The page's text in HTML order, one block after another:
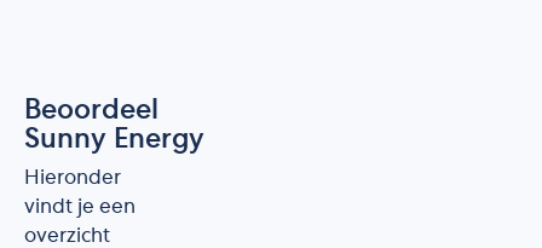
Beoordeel
Sunny Energy
Hieronder
vindt je een
overzicht